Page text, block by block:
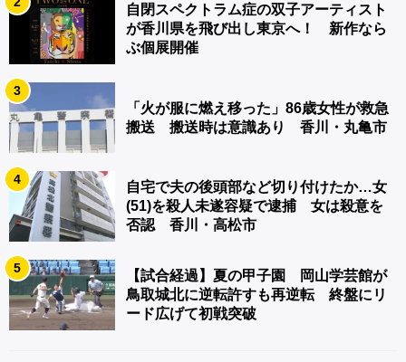
自閉スペクトラム症の双子アーティスト
が香川県を飛び出し東京へ！ 新作なら
ぶ個展開催
3
「火が服に燃え移った」86歳女性が救急
搬送 搬送時は意識あり 香川・丸亀市
4
自宅で夫の後頭部など切り付けたか…女
(51)を殺人未遂容疑で逮捕 女は殺意を
否認 香川・高松市
5
【試合経過】夏の甲子園 岡山学芸館が
鳥取城北に逆転許すも再逆転 終盤にリ
ード広げて初戦突破